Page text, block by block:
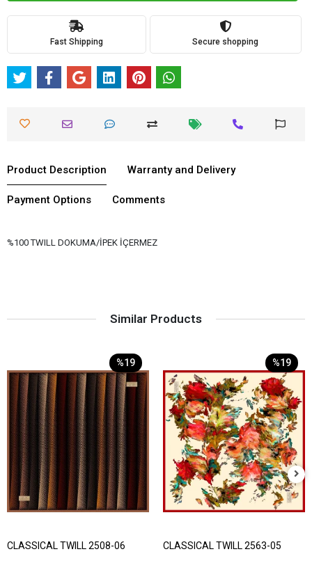
Fast Shipping Secure shopping
Product Description Warranty and Delivery
Payment Options Comments
%100 TWILL DOKUMA/İPEK İÇERMEZ
Similar Products
%19
CLASSICAL TWILL 2508-06
%19
CLASSICAL TWILL 2563-05